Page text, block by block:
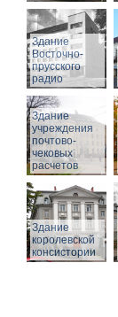
Здание
Восточно-
прусского
радио
Здание
учреждения
почтово-
чековых
расчетов
Здание
королевской
консистории